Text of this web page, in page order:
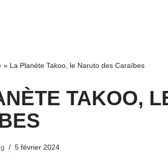
» La Planète Takoo, le Naruto des Caraïbes
TAKOO,
5 février 2024